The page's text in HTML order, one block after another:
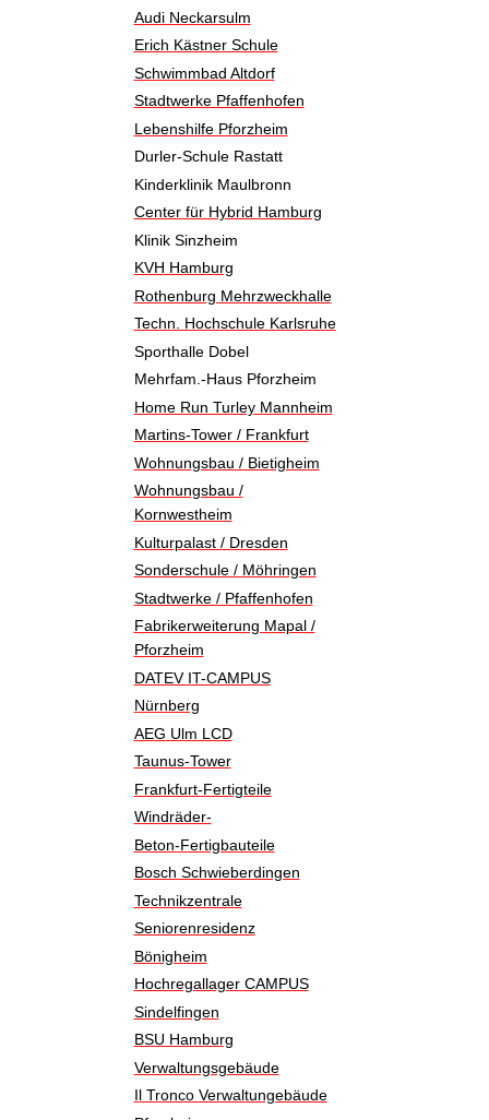
Audi Neckarsulm
Erich Kästner Schule
Schwimmbad Altdorf
Stadtwerke Pfaffenhofen
Lebenshilfe Pforzheim
Durler-Schule Rastatt
Kinderklinik Maulbronn
Center für Hybrid Hamburg
Klinik Sinzheim
KVH Hamburg
Rothenburg Mehrzweckhalle
Techn. Hochschule Karlsruhe
Sporthalle Dobel
Mehrfam.-Haus Pforzheim
Home Run Turley Mannheim
Martins-Tower / Frankfurt
Wohnungsbau / Bietigheim
Wohnungsbau /
Kornwestheim
Kulturpalast / Dresden
Sonderschule / Möhringen
Stadtwerke / Pfaffenhofen
Fabrikerweiterung Mapal /
Pforzheim
DATEV IT-CAMPUS
Nürnberg
AEG Ulm LCD
Taunus-Tower
Frankfurt-Fertigteile
Windräder-
Beton-Fertigbauteile
Bosch Schwieberdingen
Technikzentrale
Seniorenresidenz
Bönigheim
Hochregallager CAMPUS
Sindelfingen
BSU Hamburg
Verwaltungsgebäude
Il Tronco Verwaltungebäude